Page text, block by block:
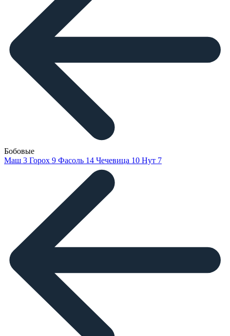
Бобовые
Маш 3 Горох 9 Фасоль 14 Чечевица 10 Нут 7